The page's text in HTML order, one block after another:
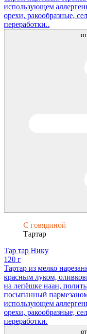
использующем
орехи, ракообразные,
переработки..
от
С говядиной
Тартар
Тар тар Нику
120 г
Тартар из мелко
красным луком,
на лепёшке наан,
посыпанный
использующем
орехи, ракообразные,
переработки.
от